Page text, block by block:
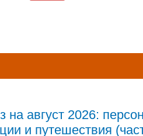
на август 2026:
и путешествия